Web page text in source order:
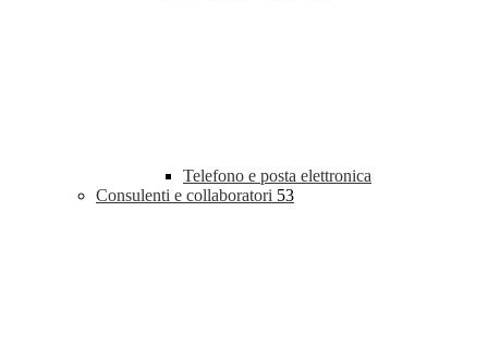
Telefono e posta elettronica
Consulenti e collaboratori 53